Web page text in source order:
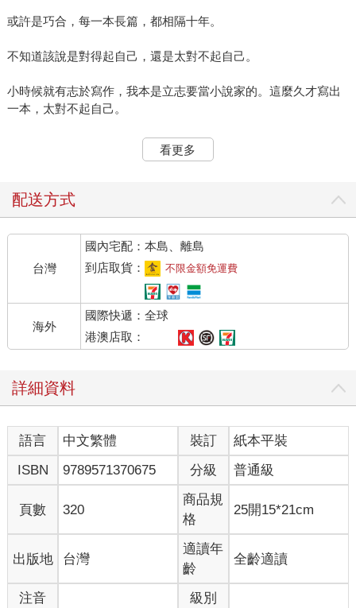
或許是巧合，每一本長篇，都相隔十年。
不知道該說是對得起自己，還是太對不起自己。
小時候就有志於寫作，我本是立志要當小說家的。這麼久才寫出
一本，太對不起自己。
沒有拿寫長篇來折磨自己，又很對得起自己。
因為難。一直想寫，一直沒寫，的確是才能有限，時間有限，還
說道理對我來說，似乎比較容易。我本來就是個「按自己道理」
來活的人。義正辭嚴的說我想說的，並不困難。
而小說的道理是隱晦的。太愛講道理的人，會破壞寫小說需要醞
釀的某種曲折的情調。（嘿，你都自己那麼挺身大大方方的出來
說了，何須用小說中的人物來闡述心思呢？）
至少，對我來說。快意闡述一個念頭，千字結束，不拖泥帶水。
比較像我日常生活中非常有效率的作風。
小說一講太多道理就不好看了，也需要許多時間思量琢磨，需要
嚴密的架構和細膩的安排……（聽這幾句話你就曉得我是「本格
派」的支持者，絕非天馬行空一派）寫小說，不管作者多努力，
三不五時就是一個瓶頸期，有時寫了一半，人物自己活了起來，
推翻了原先設定的性格與邏輯，結果還收不了尾。變成了一棟無
不瞞你說，我的電腦裡，這樣的爛尾樓標本不少。做起事來執行
力極高如我，總是必須承認，意志力在此並不能夠起完全作用。
看更多
配送方式
台灣
國內宅配：本島、離島
到店取貨：
不限金額免運費
海外
國際快遞：全球
港澳店取：
詳細資料
語言 中文繁體 裝訂
紙本平裝
ISBN
9789571370675 分級 普通級
頁數 320
商品規
格
25開15*21cm
出版地 台灣
適讀年
齡
全齡適讀
注音 級別